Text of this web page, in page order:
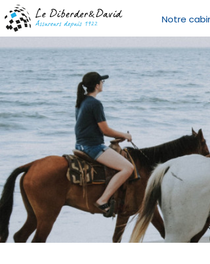
Aller
contenu
principal
Notre
Panneau de gestion des cookies